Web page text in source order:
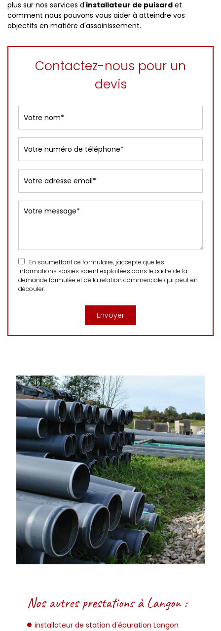
plus sur nos services d'installateur de puisard et
comment nous pouvons vous aider à atteindre vos
objectifs en matière d'assainissement.
Contactez-nous pour un
devis
En soumettant ce formulaire, j'accepte que les
informations saisies soient exploitées dans le cadre de la
demande formulée et de la relation commerciale qui peut en
découler.
Nos autres prestations à Langon :
installateur de station d'épuration Langon